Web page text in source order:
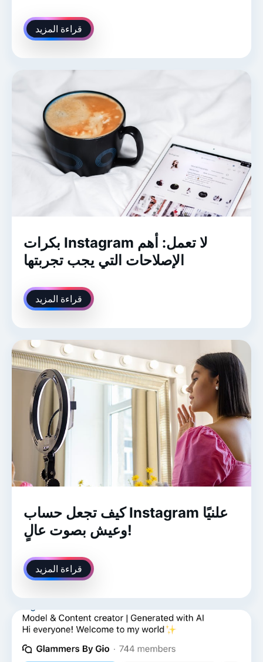
قراءة المزيد
بكرات Instagram لا تعمل: أهم
الإصلاحات التي يجب تجربتها
قراءة المزيد
كيف تجعل حساب Instagram علنيًا
وعيش بصوت عالٍ!
قراءة المزيد